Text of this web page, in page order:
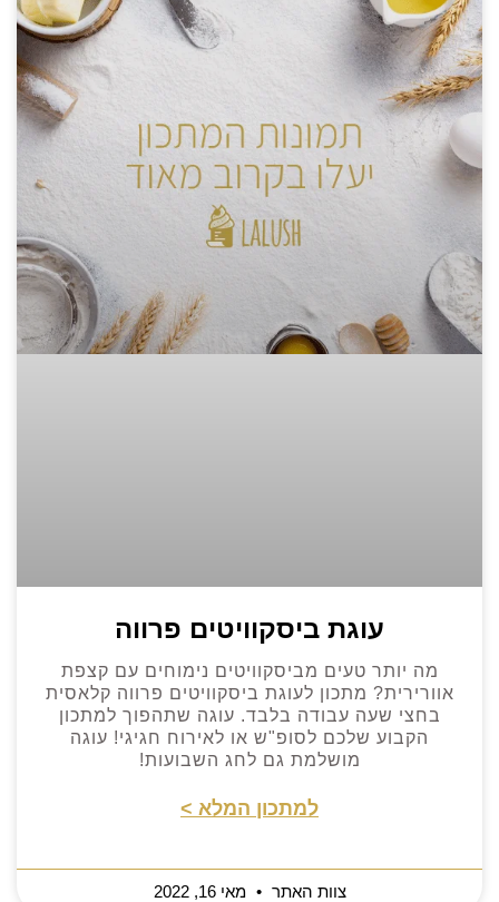
עוגת ביסקוויטים פרווה
מה יותר טעים מביסקוויטים נימוחים עם קצפת
אוורירית? מתכון לעוגת ביסקוויטים פרווה קלאסית
בחצי שעה עבודה בלבד. עוגה שתהפוך למתכון
הקבוע שלכם לסופ"ש או לאירוח חגיגי! עוגה
מושלמת גם לחג השבועות!
למתכון המלא >
צוות האתר מאי 16, 2022